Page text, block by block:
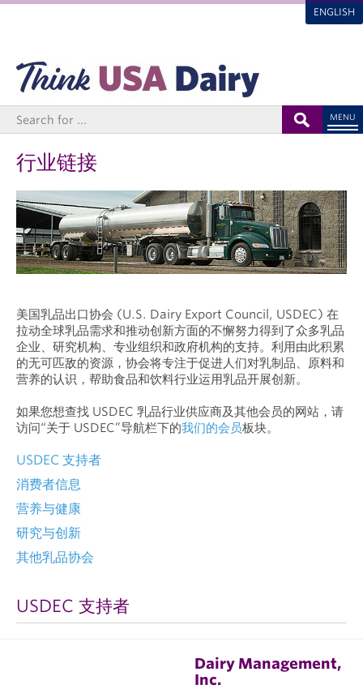
ENGLISH
MENU
行业链接
美国乳品出口协会 (U.S. Dairy Export Council, USDEC) 在
拉动全球乳品需求和推动创新方面的不懈努力得到了众多乳品
企业、研究机构、专业组织和政府机构的支持。利用由此积累
的无可匹敌的资源，协会将专注于促进人们对乳制品、原料和
营养的认识，帮助食品和饮料行业运用乳品开展创新。
如果您想查找 USDEC 乳品行业供应商及其他会员的网站，请
访问“关于 USDEC”导航栏下的我们的会员板块。
USDEC 支持者
消费者信息
营养与健康
研究与创新
其他乳品协会
USDEC 支持者
Dairy Management,
Inc.